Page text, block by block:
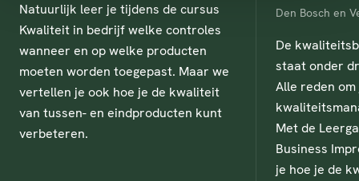
Natuurlijk leer je tijdens de cursus
Kwaliteit in bedrijf welke controles
wanneer en op welke producten
moeten worden toegepast. Maar we
vertellen je ook hoe je de kwaliteit
van tussen- en eindproducten kunt
verbeteren.
Locatie
Den Bosch en
De
staat onder
Alle reden
Met de
Business
je hoe je de